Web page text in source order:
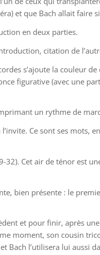
et que Bach allait faire
en deux parties.
citation de
s’ajoute la couleur
figurative (avec une
un rythme de
Ce sont ses mots,
Cet air de ténor est
bien présente : le
et pour finir, après
moment, son cousin
Bach l’utilisera lui aussi